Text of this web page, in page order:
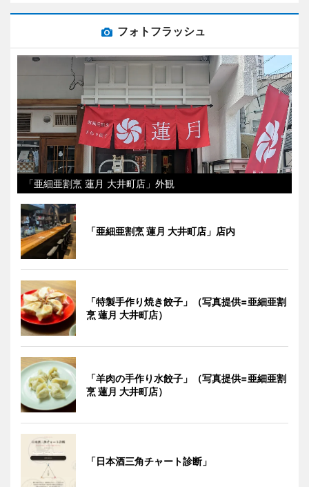
フォトフラッシュ
「亜細亜割烹 蓮月 大井町店」外観
「亜細亜割烹 蓮月 大井町店」店内
「特製手作り焼き餃子」（写真提供=亜細亜割
烹 蓮月 大井町店）
「羊肉の手作り水餃子」（写真提供=亜細亜割
烹 蓮月 大井町店）
「日本酒三角チャート診断」